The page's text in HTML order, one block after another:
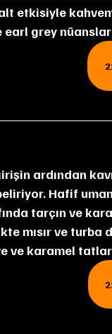
etkisiyle
grey
beliriyor. Hafif
tarçın ve
mısır ve turba
karamel tatları